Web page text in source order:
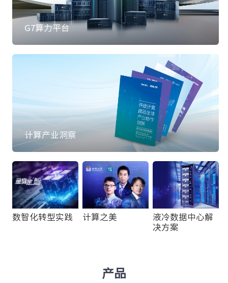
G7算力平台
计算产业洞察
数智化转型实践 计算之美
液冷数据中心解
决方案
产品